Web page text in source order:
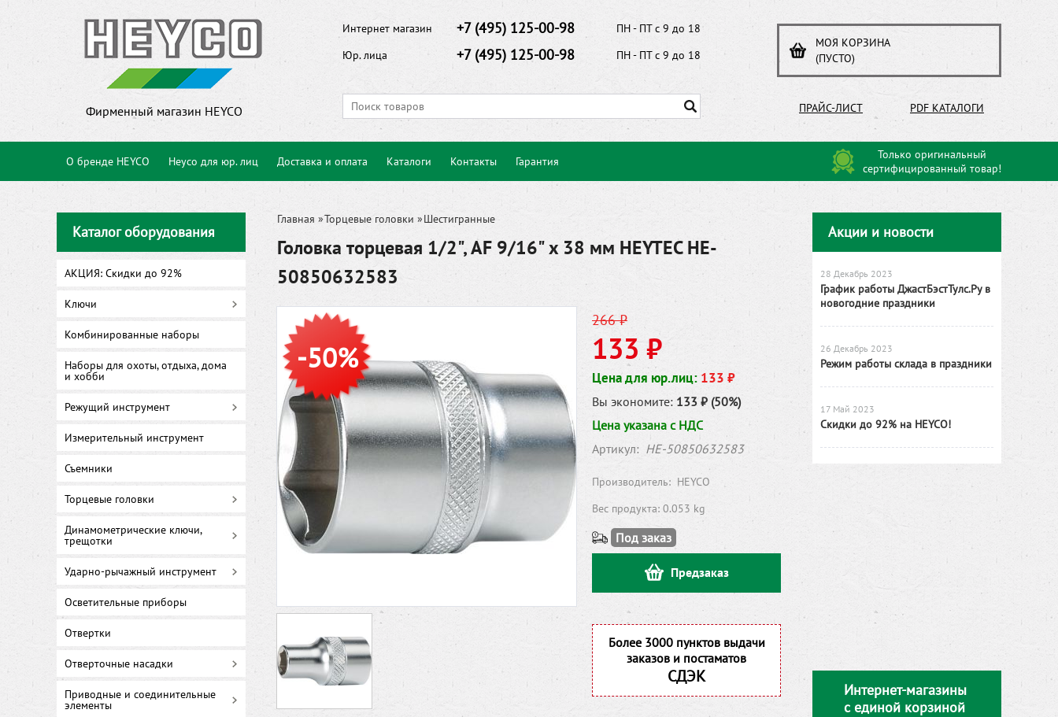
Фирменный магазин HEYCO
Интернет магазин +7 (495) 125-00-98
ПН - ПТ с 9 до 18
Юр. лица
+7 (495) 125-00-98 ПН - ПТ с 9 до 18
МОЯ КОРЗИНА
(ПУСТО)
ПРАЙС-ЛИСТ PDF КАТАЛОГИ
О бренде HEYCO Heyco для юр. лиц Доставка и оплата Каталоги Контакты Гарантия
Только оригинальный
сертифицированный товар!
Каталог оборудования
АКЦИЯ: Скидки до 92%
Ключи
Комбинированные наборы
Наборы для охоты, отдыха, дома
и хобби
Режущий инструмент
Измерительный инструмент
Съемники
Торцевые головки
Динамометрические ключи,
трещотки
Ударно-рычажный инструмент
Осветительные приборы
Отвертки
Отверточные насадки
Приводные и соединительные
элементы
Главная »Торцевые головки »Шестигранные
Головка торцевая 1/2", AF 9/16" x 38 мм HEYTEC HE-
50850632583
-50%
266 ₽
133 ₽
Цена для юр.лиц: 133 ₽
Вы экономите: 133 ₽ (50%)
Цена указана с НДС
Артикул: HE-50850632583
Производитель: HEYCO
Вес продукта: 0.053 kg
Под заказ
Предзаказ
Более 3000 пунктов выдачи
заказов и постаматов
СДЭК
Акции и новости
28 Декабрь 2023
График работы ДжастБэстТулс.Ру в
новогодние праздники
26 Декабрь 2023
Режим работы склада в праздники
17 Май 2023
Скидки до 92% на HEYCO!
Интернет-магазины
с единой корзиной